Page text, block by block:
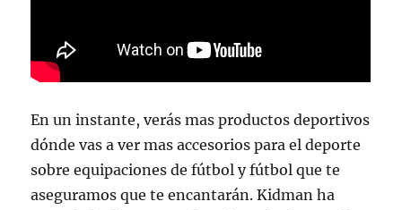
En un instante, verás mas productos deportivos
dónde vas a ver mas accesorios para el deporte
sobre equipaciones de fútbol y fútbol que te
aseguramos que te encantarán. Kidman ha